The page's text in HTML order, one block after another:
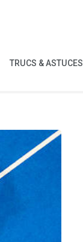
TRUCS & ASTUCES